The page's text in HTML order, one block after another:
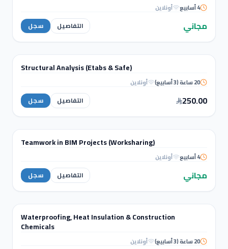
Robot vs ETABS
4 أسابيع أونلاين
مجاني التفاصيل سجل
Structural Analysis (Etabs &
الهندسة والتحليل الإنشائي
Structural Analysis (Etabs & Safe)
20 ساعة (3 أسابيع) أونلاين
250.00 التفاصيل سجل
Teamwork in BIM Projects
WORKSHOPS
Teamwork in BIM Projects (Worksharing)
4 أسابيع أونلاين
مجاني التفاصيل سجل
Waterproofing, Heat Insulation & Construction
Chemicals
دورة تدريبية
STRUCTURAL ANALYSIS
Waterproofing, Heat Insulation & Construction
Chemicals
20 ساعة (3 أسابيع) أونلاين